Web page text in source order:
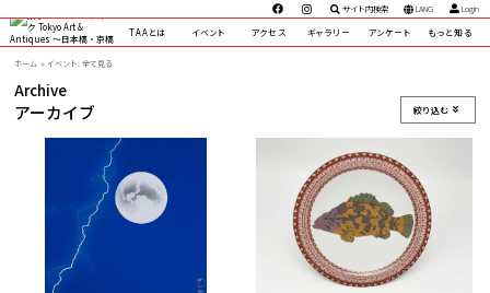
サイト内検索 LANG
Login
TAAとは
イベント アクセス ギャラリー アンケート もっと知る
ホーム イベント: 全て見る
Archive
アーカイブ 絞り込む